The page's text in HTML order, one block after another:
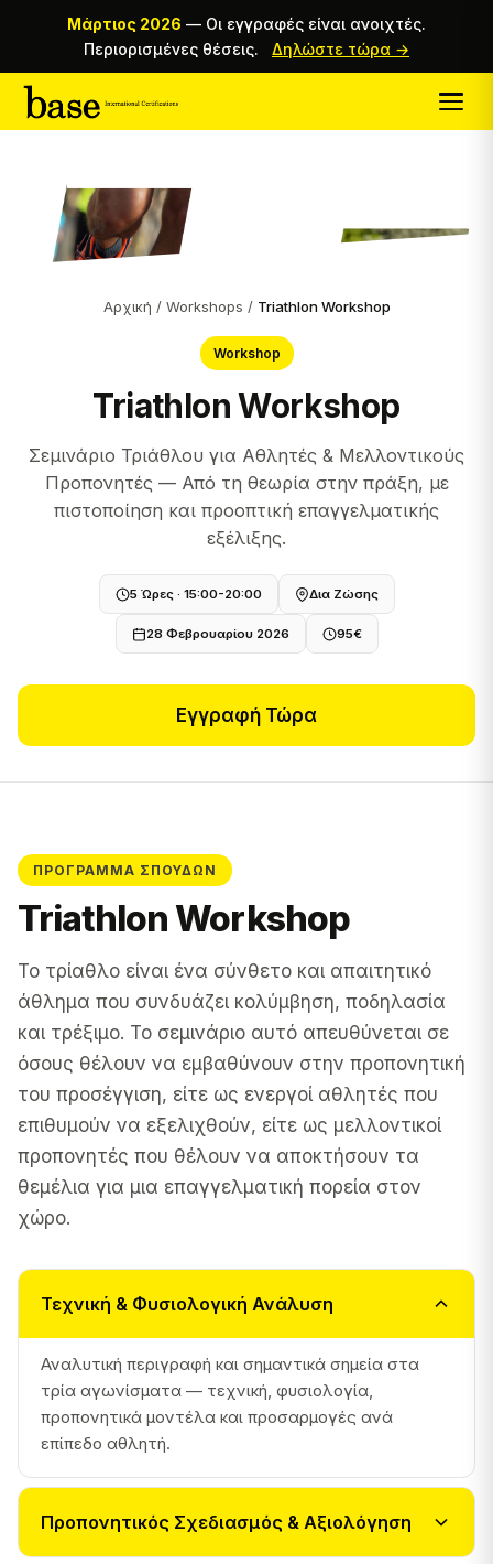
Μάρτιος 2026 — Οι εγγραφές είναι ανοιχτές.
Περιορισμένες θέσεις.
Δηλώστε τώρα →
Αρχική / Workshops / Triathlon Workshop
Workshop
Triathlon Workshop
Σεμινάριο Τριάθλου για Αθλητές & Μελλοντικούς
Προπονητές — Από τη θεωρία στην πράξη, με
πιστοποίηση και προοπτική επαγγελματικής
εξέλιξης.
5 Ώρες · 15:00-20:00 Δια Ζώσης
28 Φεβρουαρίου 2026 95€
Εγγραφή Τώρα
ΠΡΌΓΡΑΜΜΑ ΣΠΟΥΔΏΝ
Triathlon Workshop
Το τρίαθλο είναι ένα σύνθετο και απαιτητικό
άθλημα που συνδυάζει κολύμβηση, ποδηλασία
και τρέξιμο. Το σεμινάριο αυτό απευθύνεται σε
όσους θέλουν να εμβαθύνουν στην προπονητική
του προσέγγιση, είτε ως ενεργοί αθλητές που
επιθυμούν να εξελιχθούν, είτε ως μελλοντικοί
προπονητές που θέλουν να αποκτήσουν τα
θεμέλια για μια επαγγελματική πορεία στον
χώρο.
Τεχνική & Φυσιολογική Ανάλυση
Αναλυτική περιγραφή και σημαντικά σημεία στα
τρία αγωνίσματα — τεχνική, φυσιολογία,
προπονητικά μοντέλα και προσαρμογές ανά
επίπεδο αθλητή.
Προπονητικός Σχεδιασμός & Αξιολόγηση